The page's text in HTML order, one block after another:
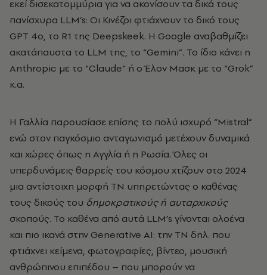
εκεί δισεκατομμύρια για να ακονίσουν τα δικά τους
πανίσχυρα LLM’s: Οι Κινέζοι φτιάχνουν το δικό τους
GPT 4o, το R1 της Deepskeek. H Google αναβαθμίζει
ακατάπαυστα το LLM της, το “Gemini”. Το ίδιο κάνει η
Anthropic με το “Claude” ή ο Έλον Μασκ με το “Grok”
κ.α.
H Γαλλία παρουσίασε επίσης το πολύ ισχυρό “Mistral”
ενώ στον παγκόσμιο ανταγωνισμό μετέχουν δυναμικά
και χώρες όπως η Αγγλία ή η Ρωσία. Όλες οι
υπερδυνάμεις θαρρείς του κόσμου χτίζουν στο 2024
μια αντίστοιχη μορφή ΤΝ υπηρετώντας ο καθένας
τους δικούς του δημοκρατικούς ή αυταρχικούς
σκοπούς. Το καθένα από αυτά LLM’s γίνονται ολοένα
και πιο ικανά στην Generative AI: την ΤΝ δηλ. που
φτιάχνει κείμενα, φωτογραφίες, βίντεο, μουσική
ανθρώπινου επιπέδου – που μπορούν να